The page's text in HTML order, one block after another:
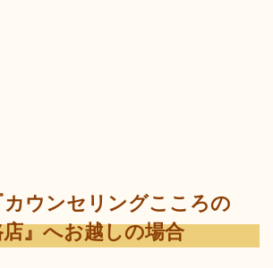
カウンセリングこころの
』へお越しの場合